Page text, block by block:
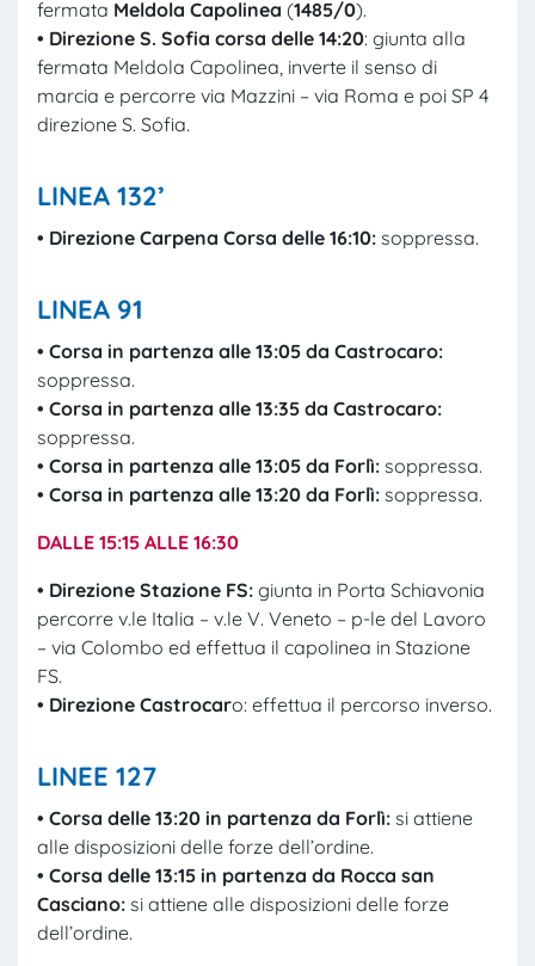
fermata Meldola Capolinea (1485/0).
• Direzione S. Sofia corsa delle 14:20: giunta alla
fermata Meldola Capolinea, inverte il senso di
marcia e percorre via Mazzini – via Roma e poi SP 4
direzione S. Sofia.
LINEA 132’
• Direzione Carpena Corsa delle 16:10: soppressa.
LINEA 91
• Corsa in partenza alle 13:05 da Castrocaro:
soppressa.
• Corsa in partenza alle 13:35 da Castrocaro:
soppressa.
• Corsa in partenza alle 13:05 da Forlì: soppressa.
• Corsa in partenza alle 13:20 da Forlì: soppressa.
DALLE 15:15 ALLE 16:30
• Direzione Stazione FS: giunta in Porta Schiavonia
percorre v.le Italia – v.le V. Veneto – p-le del Lavoro
– via Colombo ed effettua il capolinea in Stazione
FS.
• Direzione Castrocaro: effettua il percorso inverso.
LINEE 127
• Corsa delle 13:20 in partenza da Forlì: si attiene
alle disposizioni delle forze dell’ordine.
• Corsa delle 13:15 in partenza da Rocca san
Casciano: si attiene alle disposizioni delle forze
dell’ordine.